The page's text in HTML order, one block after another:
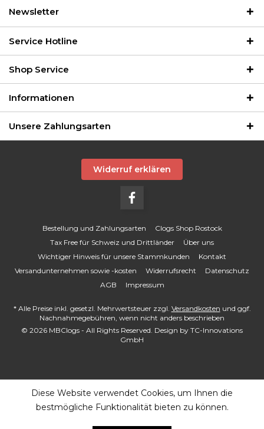
Newsletter
Service Hotline
Shop Service
Informationen
Unsere Zahlungsarten
Widerruf erklären
Bestellung und Zahlungsarten
Clogs Shop Rostock
Tax Free für Schweiz und Drittländer
Über uns
Wichtiger Hinweis für unsere Stammkunden
Kontakt
Versandunternehmen sowie -kosten
Widerrufsrecht
Datenschutz
AGB
Impressum
* Alle Preise inkl. gesetzl. Mehrwertsteuer zzgl. Versandkosten und ggf.
Nachnahmegebühren, wenn nicht anders beschrieben
© 2026 MBClogs - All Rights Reserved. Design by TC-Innovations
GmbH
Diese Website verwendet Cookies, um Ihnen die
bestmögliche Funktionalität bieten zu können.